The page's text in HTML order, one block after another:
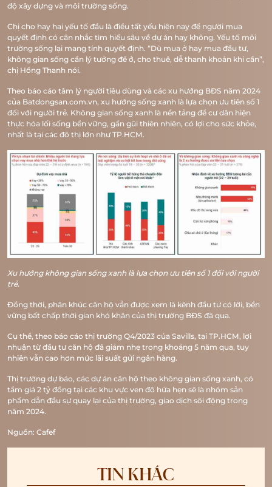
TRANG CHỦ
GIỚI THIỆU
VỊ TRÍ
TIỆN ÍCH
MẶT BẰNG
TIN TỨC
LIÊN HỆ
độ xây dựng và môi trường sống.
Chị cho hay hai yếu tố đầu là điều tất yếu hiện nay để người mua
quyết định có cân nhắc tìm hiểu sâu về dự án hay không. Yếu tố môi
trường sống lại mang tính quyết định. “Dù mua ở hay mua đầu tư,
không gian sống cần lý tưởng để ở, cho thuê, dễ thanh khoản khi cần”,
chị Hồng Thanh nói.
Theo báo cáo tâm lý người tiêu dùng và các xu hướng BĐS năm 2024
của Batdongsan.com.vn, xu hướng sống xanh là lựa chọn ưu tiên số 1
đối với người trẻ. Không gian sống xanh là nền tảng để cư dân hiện
thực hóa lối sống bền vững, gần gũi thiên nhiên, có lợi cho sức khỏe,
nhất là tại các đô thị lớn như TP.HCM.
Xu hướng không gian sống xanh là lựa chọn ưu tiên số 1 đối với người
trẻ.
Đồng thời, phân khúc căn hộ vẫn được xem là kênh đầu tư có lời, bền
vững bất chấp thời gian khó khăn của thị trường BĐS đã qua.
Cụ thể, theo báo cáo thị trường Q4/2023 của Savills, tại TP.HCM, lợi
nhuận từ đầu tư căn hộ đã giảm nhẹ trong khoảng 5 năm qua, tuy
nhiên vẫn cao hơn mức lãi suất gửi ngân hàng.
Thị trường dự báo, các dự án căn hộ theo không gian sống xanh, có
tầm giá 2 tỷ đồng tại các khu vực ven đô hứa hẹn sẽ là nhóm sản
phẩm dẫn đầu sự quay lại của thị trường, giao dịch sôi động trong
năm 2024.
Nguồn: Cafef
TIN KHÁC